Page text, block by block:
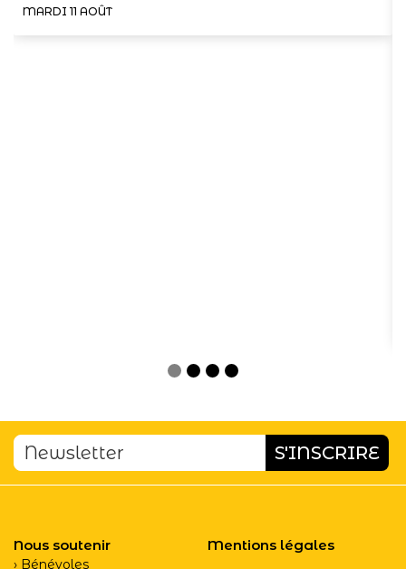
MARDI 11 AOÛT
Nous soutenir
Bénévoles
Mentions légales